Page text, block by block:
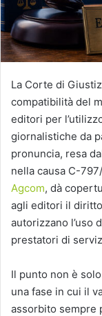
La Corte di
compatibilità del
editori per
giornalistiche da
pronuncia, resa
nella causa C-
Agcom, dà
agli editori il
autorizzano l’uso
prestatori di
Il punto non è
una fase in cui il
assorbito sempre